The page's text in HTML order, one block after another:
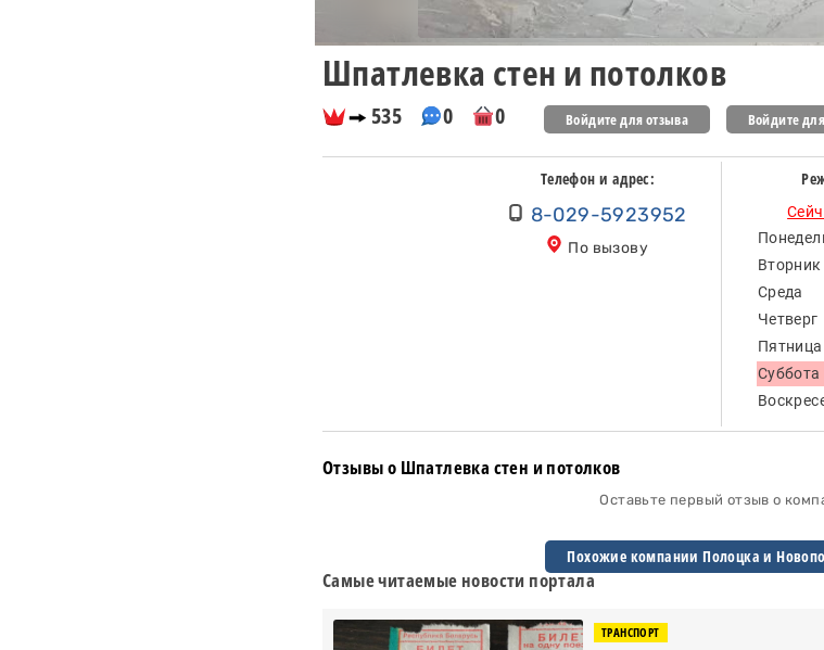
Шпатлевка стен и потолков
535 0 0 Войдите для отзыва Войдите
Телефон и адрес:
8-029-5923952
По вызову
Вторник
Среда
Четверг
Пятница
Суббота
Отзывы о Шпатлевка стен и потолков
Оставьте первый отзыв о
Похожие компании Полоцка и
Самые читаемые новости портала
ТРАНСПОРТ